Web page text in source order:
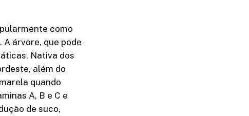
como
árvore, que pode
Nativa dos
além do
quando
A, B e C e
de suco,